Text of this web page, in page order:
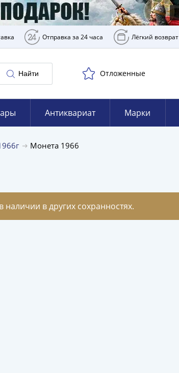
Отправка за 24 часа Лёгкий возврат
Найти Отложенные
Антиквариат Марки
Монета 1966